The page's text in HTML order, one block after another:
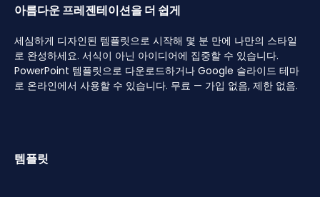
아름다운 프레젠테이션을 더 쉽게
세심하게 디자인된 템플릿으로 시작해 몇 분 만에 나만의 스타일
로 완성하세요. 서식이 아닌 아이디어에 집중할 수 있습니다.
PowerPoint 템플릿으로 다운로드하거나 Google 슬라이드 테마
로 온라인에서 사용할 수 있습니다. 무료 — 가입 없음, 제한 없음.
템플릿